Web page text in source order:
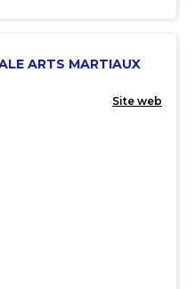
ARTS MARTIAUX
Site web